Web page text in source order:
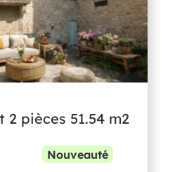
pièces 51.54 m2
Nouveauté